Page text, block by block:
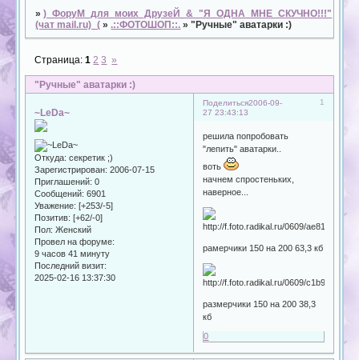
»)_ФоруМ_для_моих_ДрузеЙ_&_"Я_ОДНА_МНЕ_СКУЧНО!!!"
(чат mail.ru)_( ».::ФОТОШОП::. »"Ручные" аватарки :)
"Ручные" аватарки :)
Страница:1 2 3 »
Поделиться 1
2006-09-
27 23:43:13
~LeDa~
Откуда: секретик ;)
Зарегистрирован: 2006-07-15
Приглашений: 0
Сообщений: 6901
Уважение: [+253/-5]
Позитив: [+62/-0]
Пол: Женский
Провел на форуме:
9 часов 41 минуту
Последний визит:
2025-02-16 13:37:30
решила попробовать
"лепить" аватарки..
воть
начнем спростеньких,
наверное...
рамерчики 150 на 200 63,3 кб
размерчики 150 на 200 38,3
кб
0